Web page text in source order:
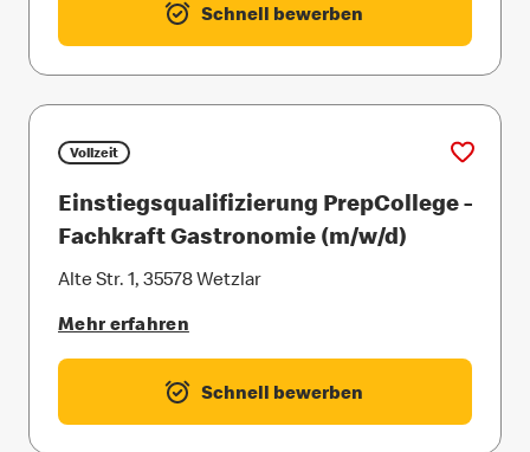
Schnell bewerben
Vollzeit
Einstiegsqualifizierung PrepCollege -
Fachkraft Gastronomie (m/w/d)
Alte Str. 1, 35578 Wetzlar
Mehr erfahren
Schnell bewerben